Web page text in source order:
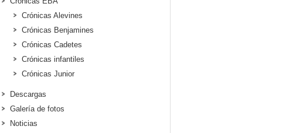
Crónicas Alevines
Crónicas Benjamines
Crónicas Cadetes
Crónicas infantiles
Crónicas Junior
Descargas
Galería de fotos
Noticias